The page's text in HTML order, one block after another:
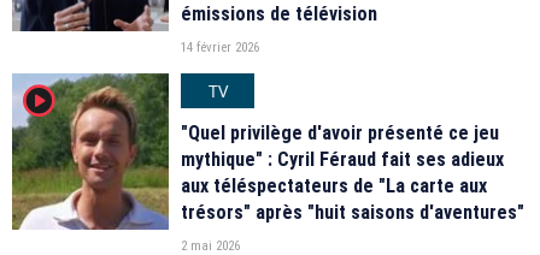
émissions de télévision
14 février 2026
player2
TV
"Quel privilège d'avoir présenté ce jeu
mythique" : Cyril Féraud fait ses adieux
aux téléspectateurs de "La carte aux
trésors" après "huit saisons d'aventures"
2 mai 2026